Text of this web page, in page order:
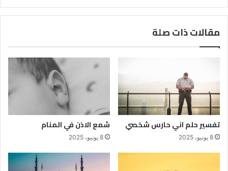
مقالات ذات صلة
تفسير حلم اني حارس شخصي
8 يونيو، 2025
شمع الاذن في المنام
8 يونيو، 2025